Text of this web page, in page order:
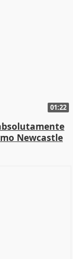
01:22
Newcastle